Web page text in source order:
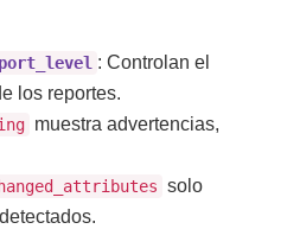
: Controlan el
los reportes.
muestra advertencias,
solo